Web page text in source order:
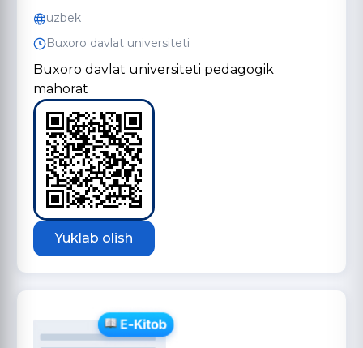
uzbek
Buxoro davlat universiteti
Buxoro davlat universiteti pedagogik
mahorat
Yuklab olish